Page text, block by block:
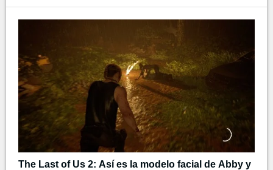
The Last of Us 2: Así es la modelo facial de Abby y